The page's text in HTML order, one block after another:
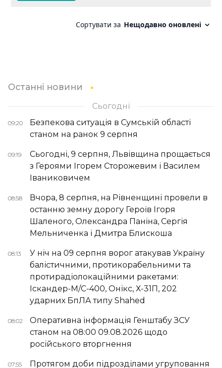
Останні новини
Сьогодні
09:20
Безпекова ситуація в Сумській області
станом на ранок 9 серпня
09:19
Сьогодні, 9 серпня, Львівщина прощається
з Героями Ігорем Сторожевим і Василем
Іваниковичем
08:58
Вчора, 8 серпня, на Рівненщині провели в
останню земну дорогу Героїв Ігоря
Шаленого, Олександра Паніна, Сергія
Мельниченка і Дмитра Блискоша
08:13
У ніч на 09 серпня ворог атакував Україну
балістичними, протикорабельними та
протирадіолокаційними ракетами:
Іскандер-М/С-400, Онікс, Х-31П, 202
ударних БпЛА типу Shahed
08:02
Оперативна інформація Генштабу ЗСУ
станом на 08:00 09.08.2026 щодо
російського вторгнення
07:55 Протягом доби підрозділами угруповання